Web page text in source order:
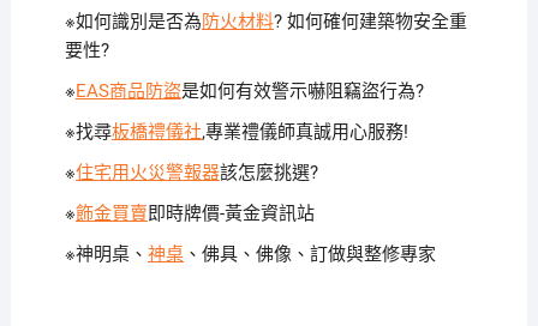
※如何識別是否為防火材料? 如何確何建築物安全重
要性?
※EAS商品防盜是如何有效警示嚇阻竊盜行為?
※找尋板橋禮儀社,專業禮儀師真誠用心服務!
※住宅用火災警報器該怎麼挑選?
※飾金買賣即時牌價-黃金資訊站
※神明桌、 神桌、佛具、佛像、訂做與整修專家